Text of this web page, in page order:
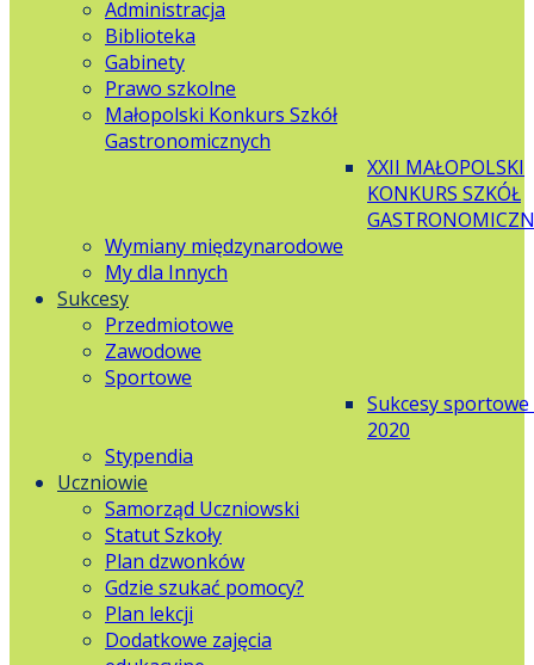
Administracja
Biblioteka
Gabinety
Prawo szkolne
Małopolski Konkurs Szkół
Gastronomicznych
XXII MAŁOPOLSKI
KONKURS SZKÓŁ
Wymiany międzynarodowe
My dla Innych
Sukcesy
Przedmiotowe
Zawodowe
Sportowe
Sukcesy sportowe
2020
Stypendia
Uczniowie
Samorząd Uczniowski
Statut Szkoły
Plan dzwonków
Gdzie szukać pomocy?
Plan lekcji
Dodatkowe zajęcia